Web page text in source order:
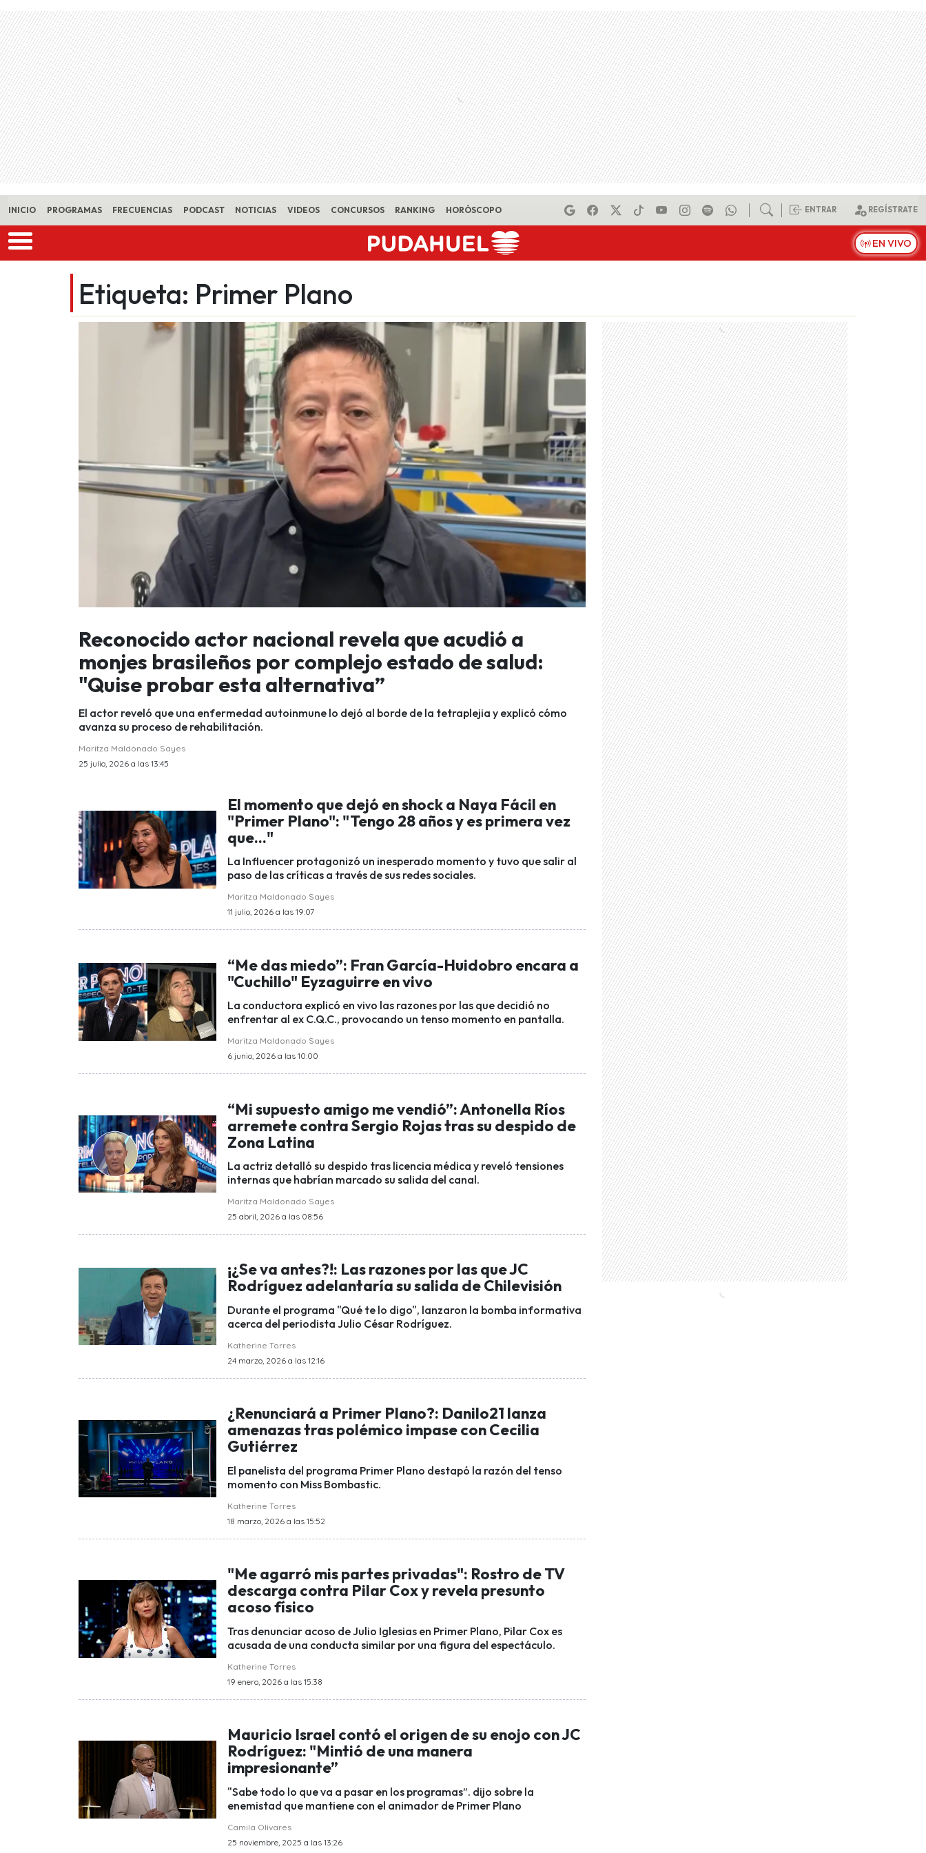
Skip to main content
INICIO PROGRAMAS FRECUENCIAS PODCAST NOTICIAS VIDEOS CONCURSOS RANKING HORÓSCOPO ENTRAR REGÍSTRATE
EN VIVO
Etiqueta: Primer Plano
Reconocido actor nacional revela que acudió a
monjes brasileños por complejo estado de salud:
"Quise probar esta alternativa”
El actor reveló que una enfermedad autoinmune lo dejó al borde de la tetraplejia y explicó cómo
avanza su proceso de rehabilitación.
Maritza Maldonado Sayes
25 julio, 2026 a las 13:45
El momento que dejó en shock a Naya Fácil en
"Primer Plano": "Tengo 28 años y es primera vez
que..."
La Influencer protagonizó un inesperado momento y tuvo que salir al
paso de las críticas a través de sus redes sociales.
Maritza Maldonado Sayes
11 julio, 2026 a las 19:07
“Me das miedo”: Fran García-Huidobro encara a
"Cuchillo" Eyzaguirre en vivo
La conductora explicó en vivo las razones por las que decidió no
enfrentar al ex C.Q.C., provocando un tenso momento en pantalla.
Maritza Maldonado Sayes
6 junio, 2026 a las 10:00
“Mi supuesto amigo me vendió”: Antonella Ríos
arremete contra Sergio Rojas tras su despido de
Zona Latina
La actriz detalló su despido tras licencia médica y reveló tensiones
internas que habrían marcado su salida del canal.
Maritza Maldonado Sayes
25 abril, 2026 a las 08:56
¡¿Se va antes?!: Las razones por las que JC
Rodríguez adelantaría su salida de Chilevisión
Durante el programa "Qué te lo digo", lanzaron la bomba informativa
acerca del periodista Julio César Rodríguez.
Katherine Torres
24 marzo, 2026 a las 12:16
¿Renunciará a Primer Plano?: Danilo21 lanza
amenazas tras polémico impase con Cecilia
Gutiérrez
El panelista del programa Primer Plano destapó la razón del tenso
momento con Miss Bombastic.
Katherine Torres
18 marzo, 2026 a las 15:52
"Me agarró mis partes privadas": Rostro de TV
descarga contra Pilar Cox y revela presunto
acoso físico
Tras denunciar acoso de Julio Iglesias en Primer Plano, Pilar Cox es
acusada de una conducta similar por una figura del espectáculo.
Katherine Torres
19 enero, 2026 a las 15:38
Mauricio Israel contó el origen de su enojo con JC
Rodríguez: "Mintió de una manera
impresionante”
"Sabe todo lo que va a pasar en los programas”. dijo sobre la
enemistad que mantiene con el animador de Primer Plano
Camila Olivares
25 noviembre, 2025 a las 13:26